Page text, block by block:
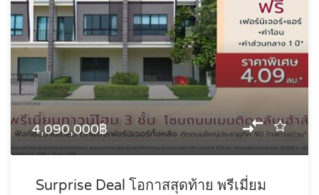
4,090,000฿
Surprise Deal โอกาสสุดท้าย พรีเมี่ยม